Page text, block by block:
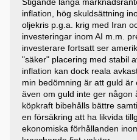
Stigande långa
inflation, hög skuldsättning
oljekris p.g.a. krig med Iran
investeringar inom AI m.m.
investerare fortsatt ser
"säker" placering med stabil
inflation kan dock reala
min bedömning är att guld
även om guld inte ger någon
köpkraft bibehålls bättre
en försäkring att ha likvida
ekonomiska förhållanden